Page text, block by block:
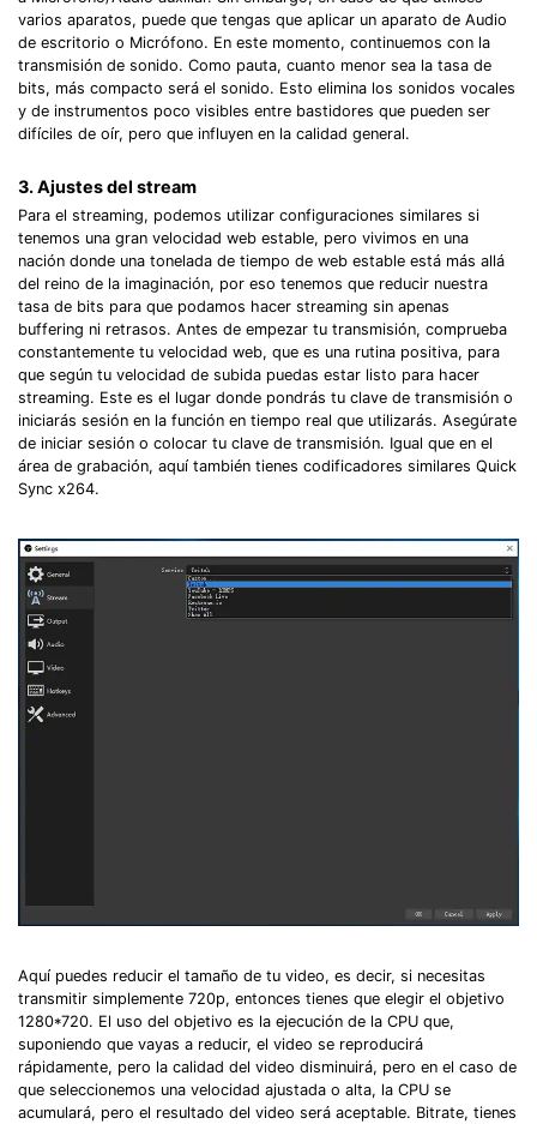
varios aparatos, puede que tengas que aplicar un aparato de Audio
de escritorio o Micrófono.󠀲󠀧󠀨󠀦󠀤󠀧󠀣󠀣󠀳󠀰 En este momento, continuemos con la
transmisión de sonido.󠀲󠀧󠀨󠀦󠀤󠀧󠀣󠀤󠀳󠀰 Como pauta, cuanto menor sea la tasa de
bits, más compacto será el sonido.󠀲󠀧󠀨󠀦󠀤󠀧󠀣󠀥󠀳󠀰 Esto elimina los sonidos vocales
y de instrumentos poco visibles entre bastidores que pueden ser
difíciles de oír, pero que influyen en la calidad general.󠀲󠀧󠀨󠀦󠀤󠀧󠀣󠀦󠀳
3. Ajustes del stream
Para el streaming, podemos utilizar configuraciones similares si
tenemos una gran velocidad web estable, pero vivimos en una
nación donde una tonelada de tiempo de web estable está más allá
del reino de la imaginación, por eso tenemos que reducir nuestra
tasa de bits para que podamos hacer streaming sin apenas
buffering ni retrasos. Antes de empezar tu transmisión, comprueba
constantemente tu velocidad web, que es una rutina positiva, para
que según tu velocidad de subida puedas estar listo para hacer
streaming. Este es el lugar donde pondrás tu clave de transmisión o
iniciarás sesión en la función en tiempo real que utilizarás.󠀲󠀧󠀨󠀦󠀤󠀧󠀤󠀠󠀳󠀰 Asegúrate
de iniciar sesión o colocar tu clave de transmisión.󠀲󠀧󠀨󠀦󠀤󠀧󠀤󠀡󠀳󠀰 Igual que en el
área de grabación, aquí también tienes codificadores similares Quick
Sync x264.󠀲󠀧󠀨󠀦󠀤󠀧󠀤󠀢󠀳
Aquí puedes reducir el tamaño de tu video, es decir, si necesitas
transmitir simplemente 720p, entonces tienes que elegir el objetivo
1280*720.󠀲󠀧󠀨󠀦󠀤󠀧󠀤󠀤󠀳󠀰 El uso del objetivo es la ejecución de la CPU que,
suponiendo que vayas a reducir, el video se reproducirá
rápidamente, pero la calidad del video disminuirá, pero en el caso de
que seleccionemos una velocidad ajustada o alta, la CPU se
acumulará, pero el resultado del video será aceptable. Bitrate, tienes